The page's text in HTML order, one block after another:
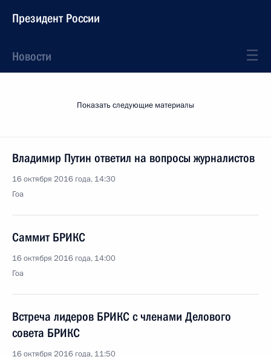
Президент России
Новости
Показать следующие материалы
Владимир Путин ответил на вопросы журналистов
16 октября 2016 года, 14:30
Гоа
Саммит БРИКС
16 октября 2016 года, 14:00
Гоа
Встреча лидеров БРИКС с членами Делового
совета БРИКС
16 октября 2016 года, 11:50